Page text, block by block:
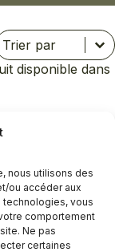
nous utilisons des
ou accéder aux
technologies, vous
comportement
Ne pas
certaines
le contenu
Trier le contenu
disponible dans